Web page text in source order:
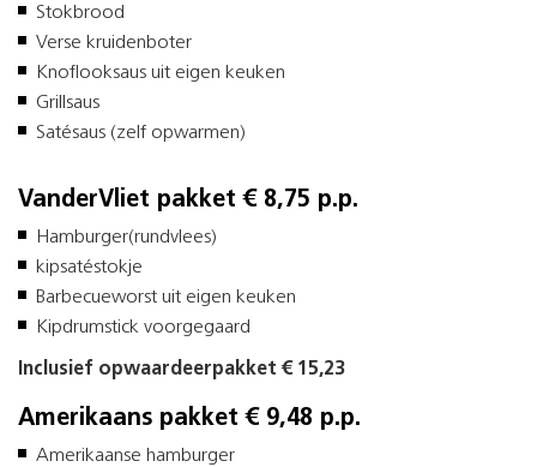
Stokbrood
Verse kruidenboter
Knoflooksaus uit eigen keuken
Grillsaus
Satésaus (zelf opwarmen)
VanderVliet pakket € 8,75 p.p.
Hamburger(rundvlees)
kipsatéstokje
Barbecueworst uit eigen keuken
Kipdrumstick voorgegaard
Inclusief opwaardeerpakket € 15,23
Amerikaans pakket € 9,48 p.p.
Amerikaanse hamburger